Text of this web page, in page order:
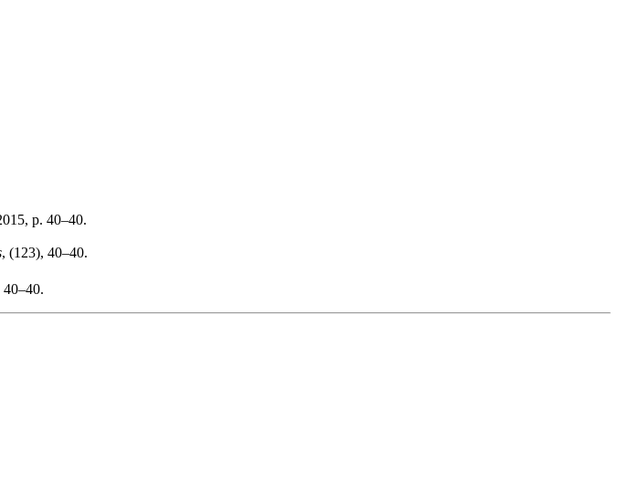
p. 40–40.
, (123), 40–40.
40–40.